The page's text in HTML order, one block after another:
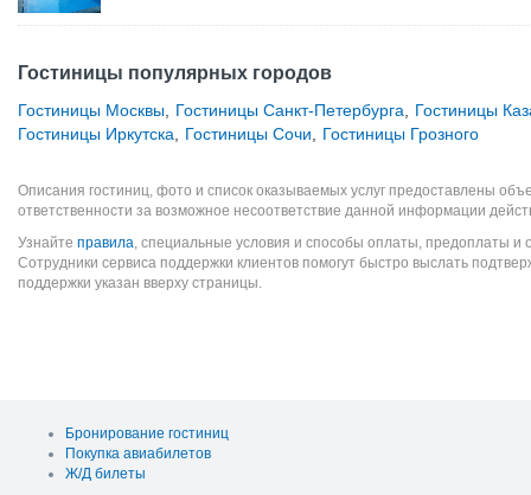
Гостиницы популярных городов
Гостиницы Москвы Гостиницы Санкт-Петербурга
Гостиницы
Гостиницы Иркутска
Гостиницы Сочи Гостиницы Грозного
Описания гостиниц, фото и список оказываемых услуг предоставлены
ответственности за возможное несоответствие данной информации
Узнайте правила, специальные условия и способы оплаты, предоплаты и
Сотрудники сервиса поддержки клиентов помогут быстро выслать
поддержки указан вверху страницы.
Бронирование гостиниц
Покупка авиабилетов
Ж/Д билеты